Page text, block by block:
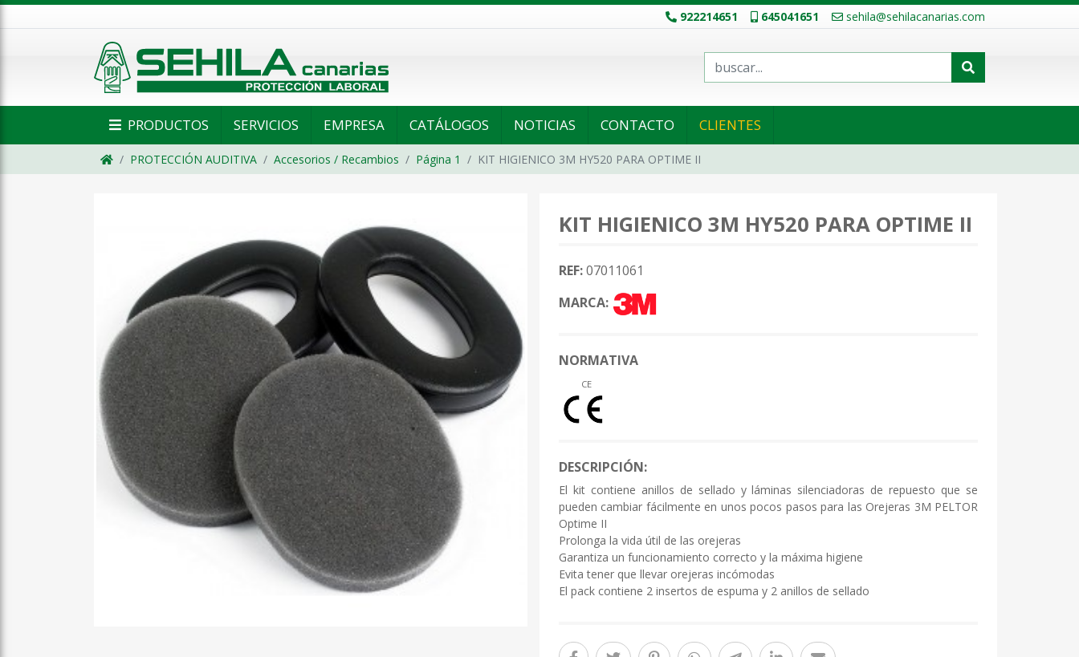
922214651 645041651 sehila@sehilacanarias.com
PRODUCTOS SERVICIOS EMPRESA CATÁLOGOS NOTICIAS CONTACTO CLIENTES
PROTECCIÓN AUDITIVA Accesorios / Recambios Página 1 KIT HIGIENICO 3M HY520 PARA OPTIME II
KIT HIGIENICO 3M HY520 PARA OPTIME II
REF:07011061
MARCA:
NORMATIVA
CE
DESCRIPCIÓN:
El kit contiene anillos de sellado y láminas silenciadoras de repuesto que se
pueden cambiar fácilmente en unos pocos pasos para las Orejeras 3M PELTOR
Optime II
Prolonga la vida útil de las orejeras
Garantiza un funcionamiento correcto y la máxima higiene
Evita tener que llevar orejeras incómodas
El pack contiene 2 insertos de espuma y 2 anillos de sellado